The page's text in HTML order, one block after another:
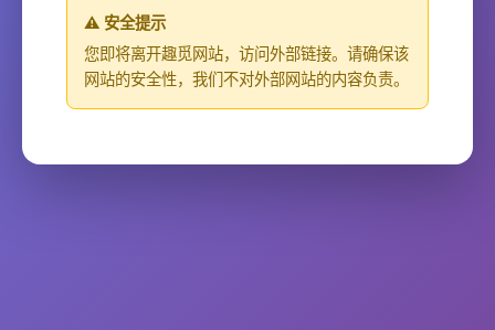
⚠️ 安全提示
您即将离开趣觅网站，访问外部链接。请确保该
网站的安全性，我们不对外部网站的内容负责。